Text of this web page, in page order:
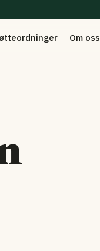
Om oss